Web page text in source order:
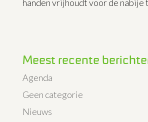
handen vrijhoudt voor de nabije
Meest recente
Agenda
Geen categorie
Nieuws